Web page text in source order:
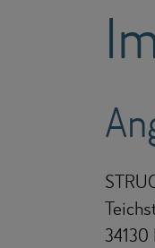
34130